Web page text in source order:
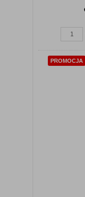
PROMOCJA